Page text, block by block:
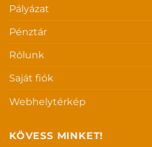
Pályázat
Pénztár
Rólunk
Saját fiók
Webhelytérkép
KÖVESS MINKET!